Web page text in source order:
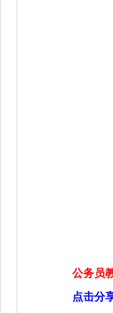
公务员
点击分